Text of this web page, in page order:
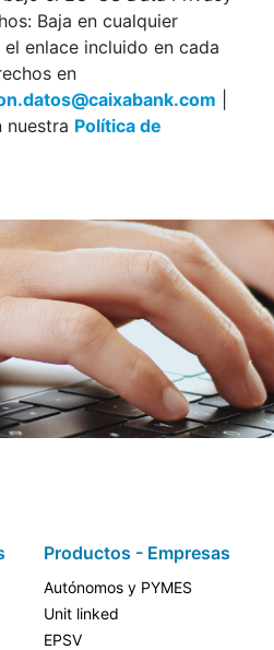
Baja en cualquier
enlace incluido en cada
en
nuestra Política de
Productos - Empresas
Autónomos y PYMES
Unit linked
EPSV